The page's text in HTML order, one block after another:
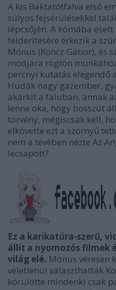
A kis Baktatótfalva első
súlyos fejsérülésekkel
lépcsőjén. A kómába
felderítésére érkezik a
Mónus (Koncz Gábor), és
módjára rögtön
percnyi kutatás elegendő
Hudák nagy gazember,
akárkit a faluban, annak
lenne oka, hogy bosszút
törvény, mégiscsak kell,
elkövette ezt a szörnyű
nem a tévében nézte Az
lecsapott?
Ez a karikatúra-szerű,
állít a nyomozós filmek
világ elé. Mónus véresen
véletlenül választhatták
körülötte mindenki csak